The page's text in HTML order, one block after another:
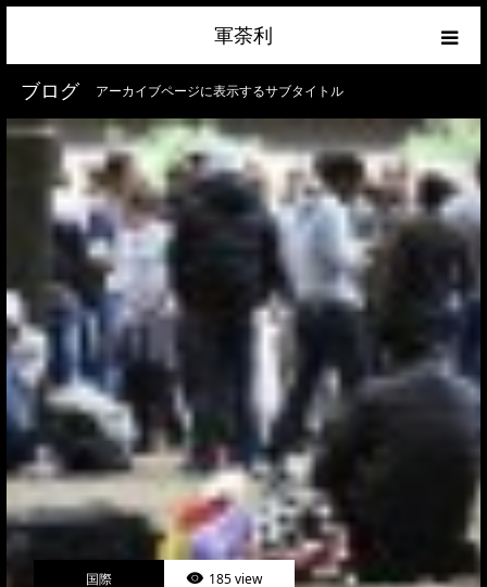
軍荼利
ブログ アーカイブページに表示するサブタイトル
国際 185 view
経済
ネトウヨ
政治
ライフハック
サイトマップ
about
お問合せ